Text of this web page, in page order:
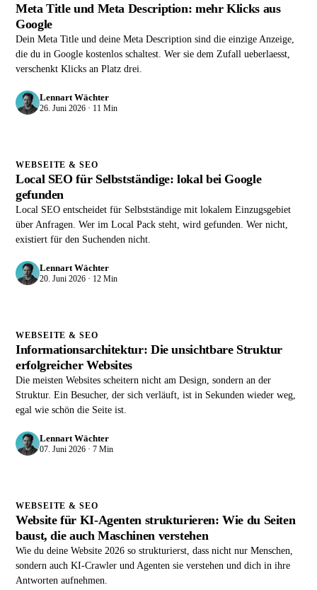
Meta Title und Meta Description: mehr Klicks aus
Google
Dein Meta Title und deine Meta Description sind die einzige Anzeige,
die du in Google kostenlos schaltest. Wer sie dem Zufall ueberlaesst,
verschenkt Klicks an Platz drei.
Lennart Wächter
26. Juni 2026 · 11 Min
WEBSEITE & SEO
Local SEO für Selbstständige: lokal bei Google
gefunden
Local SEO entscheidet für Selbstständige mit lokalem Einzugsgebiet
über Anfragen. Wer im Local Pack steht, wird gefunden. Wer nicht,
existiert für den Suchenden nicht.
Lennart Wächter
20. Juni 2026 · 12 Min
WEBSEITE & SEO
Informationsarchitektur: Die unsichtbare Struktur
erfolgreicher Websites
Die meisten Websites scheitern nicht am Design, sondern an der
Struktur. Ein Besucher, der sich verläuft, ist in Sekunden wieder weg,
egal wie schön die Seite ist.
Lennart Wächter
07. Juni 2026 · 7 Min
WEBSEITE & SEO
Website für KI-Agenten strukturieren: Wie du Seiten
baust, die auch Maschinen verstehen
Wie du deine Website 2026 so strukturierst, dass nicht nur Menschen,
sondern auch KI-Crawler und Agenten sie verstehen und dich in ihre
Antworten aufnehmen.